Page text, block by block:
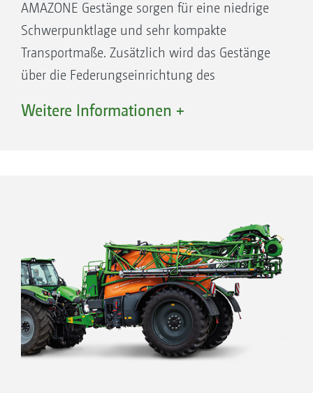
AMAZONE Gestänge sorgen für eine niedrige
Schwerpunktlage und sehr kompakte
Transportmaße. Zusätzlich wird das Gestänge
über die Federungseinrichtung des
Zustand optimal geschützt.
1. Andere Hersteller
Weitere Informationen +